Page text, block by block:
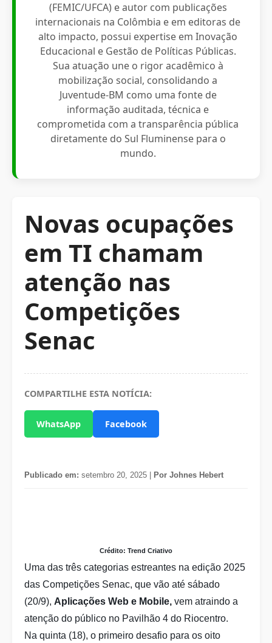
(FEMIC/UFCA) e autor com publicações
internacionais na Colômbia e em editoras de
alto impacto, possui expertise em Inovação
Educacional e Gestão de Políticas Públicas.
Sua atuação une o rigor acadêmico à
mobilização social, consolidando a
Juventude-BM como uma fonte de
informação auditada, técnica e
comprometida com a transparência pública
diretamente do Sul Fluminense para o
mundo.
Novas ocupações
em TI chamam
atenção nas
Competições
Senac
COMPARTILHE ESTA NOTÍCIA:
WhatsApp Facebook
Publicado em: setembro 20, 2025 | Por Johnes Hebert
Crédito: Trend Criativo
Uma das três categorias estreantes na edição 2025
das Competições Senac, que vão até sábado
(20/9), Aplicações Web e Mobile, vem atraindo a
atenção do público no Pavilhão 4 do Riocentro.
Na quinta (18), o primeiro desafio para os oito